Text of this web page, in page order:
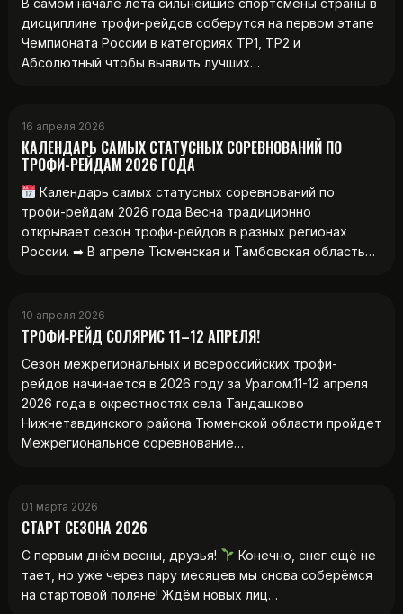
дисциплине трофи-рейдов соберутся на первом этапе
Чемпионата России в категориях ТР1, ТР2 и
Абсолютный чтобы выявить лучших…
16 апреля 2026
КАЛЕНДАРЬ САМЫХ СТАТУСНЫХ СОРЕВНОВАНИЙ ПО
ТРОФИ-РЕЙДАМ 2026 ГОДА
Календарь самых статусных соревнований по
трофи-рейдам 2026 года Весна традиционно
открывает сезон трофи-рейдов в разных регионах
России. ➡ В апреле Тюменская и Тамбовская область…
10 апреля 2026
ТРОФИ‑РЕЙД СОЛЯРИС 11–12 АПРЕЛЯ!
Сезон межрегиональных и всероссийских трофи-
рейдов начинается в 2026 году за Уралом.11-12 апреля
2026 года в окрестностях села Тандашково
Нижнетавдинского района Тюменской области пройдет
Межрегиональное соревнование…
01 марта 2026
СТАРТ СЕЗОНА 2026
С первым днём весны, друзья!
Конечно, снег ещё не
тает, но уже через пару месяцев мы снова соберёмся
на стартовой поляне! Ждём новых лиц…